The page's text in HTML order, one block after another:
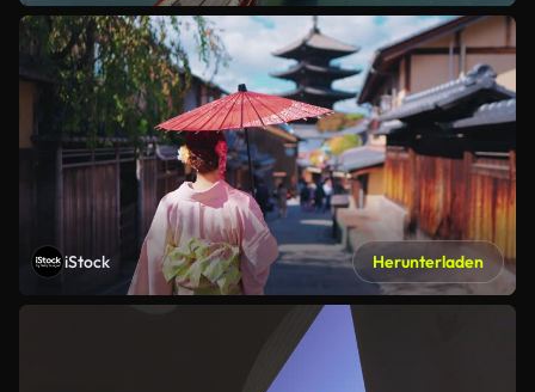
iStock Herunterladen